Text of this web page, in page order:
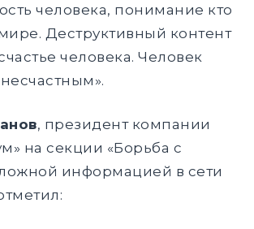
человека, понимание кто
Деструктивный контент
человека. Человек
, президент компании
на секции «Борьба с
информацией в сети